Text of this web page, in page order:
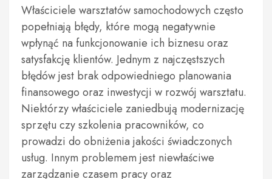
Właściciele warsztatów samochodowych często
popełniają błędy, które mogą negatywnie
wpłynąć na funkcjonowanie ich biznesu oraz
satysfakcję klientów. Jednym z najczęstszych
błędów jest brak odpowiedniego planowania
finansowego oraz inwestycji w rozwój warsztatu.
Niektórzy właściciele zaniedbują modernizację
sprzętu czy szkolenia pracowników, co
prowadzi do obniżenia jakości świadczonych
usług. Innym problemem jest niewłaściwe
zarządzanie czasem pracy oraz